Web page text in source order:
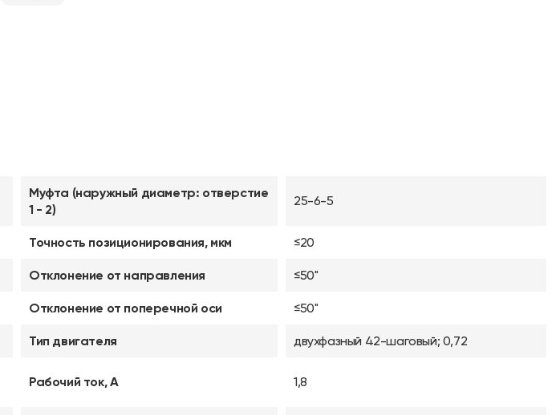
Муфта (наружный диаметр: отверстие
1 - 2)
25-6-5
Точность позиционирования, мкм ≤20
Отклонение от направления ≤50"
Отклонение от поперечной оси ≤50"
Тип двигателя двухфазный 42-шаговый; 0,72
Рабочий ток, А 1,8